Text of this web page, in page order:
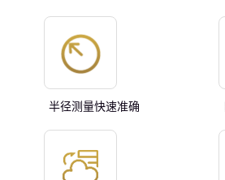
半径测量快速准确